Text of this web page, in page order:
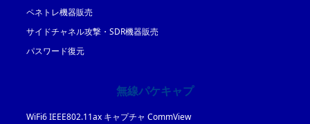
ペネトレ機器販売
サイドチャネル攻撃・SDR機器販売
パスワード復元
無線パケキャプ
WiFi6 IEEE802.11ax キャプチャ CommView